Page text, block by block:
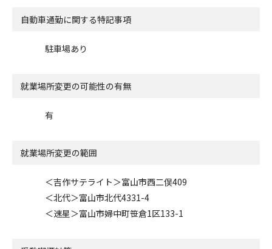
自動車通勤に関する特記事項
駐車場あり
就業場所変更の可能性の有無
有
就業場所変更の範囲
＜吉作サテライト＞富山市西二俣409
＜北代＞富山市北代4331-4
＜速星＞富山市婦中町笹倉1区133-1